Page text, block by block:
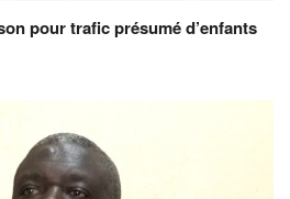
pour trafic présumé d’enfants